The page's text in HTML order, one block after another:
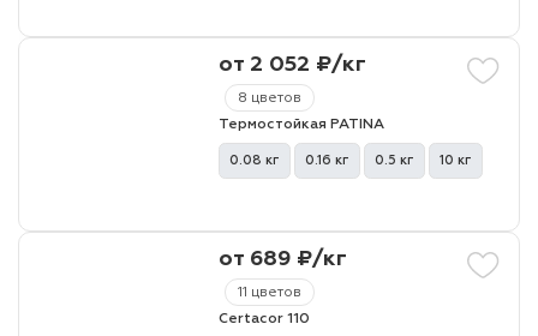
8 цветов
от 2 052 ₽/кг
Термостойкая PATINA
0.08 кг 0.16 кг 0.5 кг 10 кг
11 цветов
от 689 ₽/кг
Certacor 110